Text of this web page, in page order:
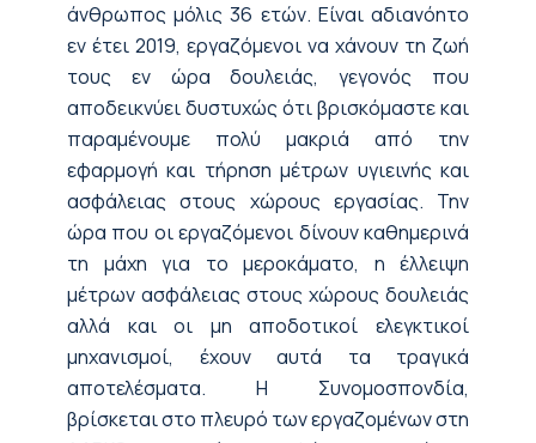
άνθρωπος μόλις 36 ετών. Είναι αδιανόητο
εν έτει 2019, εργαζόμενοι να χάνουν τη ζωή
τους εν ώρα δουλειάς, γεγονός που
αποδεικνύει δυστυχώς ότι βρισκόμαστε και
παραμένουμε πολύ μακριά από την
εφαρμογή και τήρηση μέτρων υγιεινής και
ασφάλειας στους χώρους εργασίας. Την
ώρα που οι εργαζόμενοι δίνουν καθημερινά
τη μάχη για το μεροκάματο, η έλλειψη
μέτρων ασφάλειας στους χώρους δουλειάς
αλλά και οι μη αποδοτικοί ελεγκτικοί
μηχανισμοί, έχουν αυτά τα τραγικά
αποτελέσματα. Η Συνομοσπονδία,
βρίσκεται στο πλευρό των εργαζομένων στη